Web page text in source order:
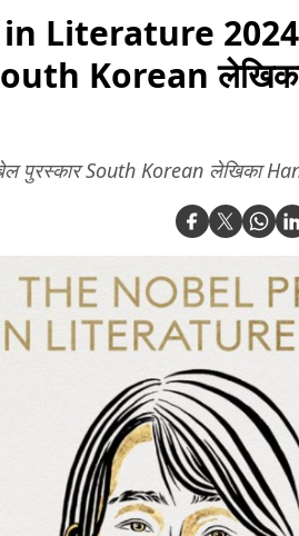
Literature 2024:
Korean
पुरस्कार South Korean लेखिका